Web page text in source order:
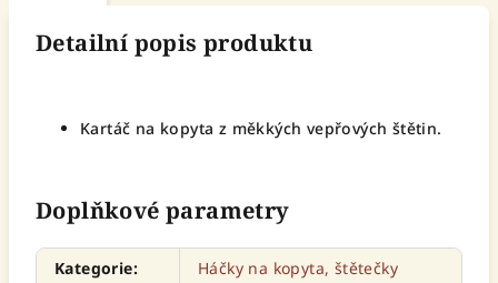
Detailní popis produktu
Kartáč na kopyta z měkkých vepřových štětin.
Doplňkové parametry
Kategorie:
Háčky na kopyta, štětečky